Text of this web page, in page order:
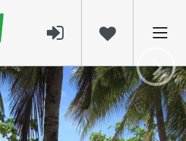
5427 27 авг 2023
в Нячанге, Вьетнам